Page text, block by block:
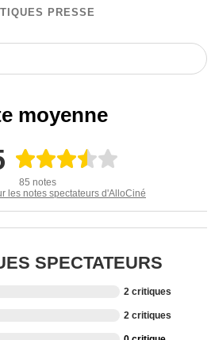
PRESSE
moyenne
85 notes
les notes spectateurs d'AlloCiné
SPECTATEURS
2 critiques
2 critiques